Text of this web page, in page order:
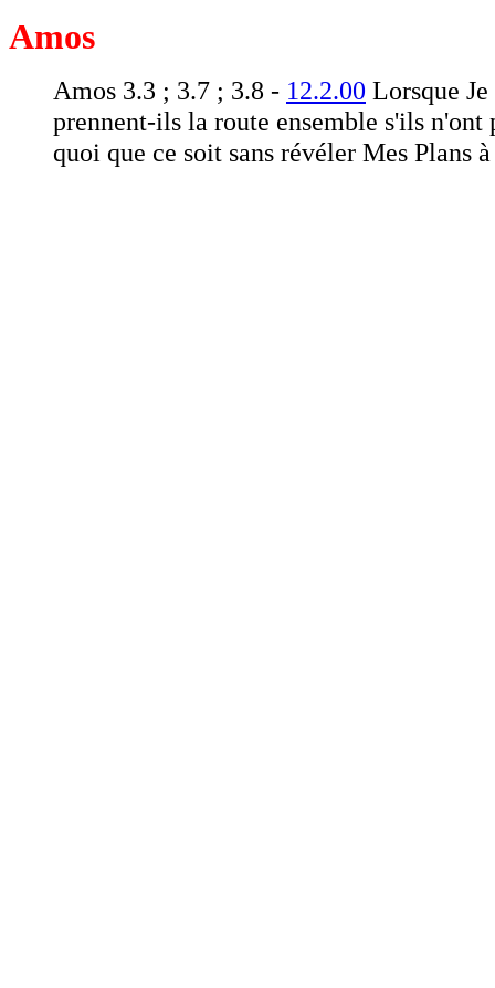
Amos
Amos 3.3 ; 3.7 ; 3.8 - 12.2.00 Lorsque
prennent-ils la route ensemble s'ils n'ont
quoi que ce soit sans révéler Mes Plans